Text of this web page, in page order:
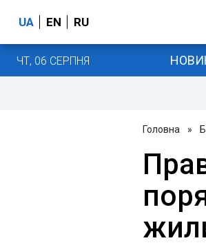
UA EN RU
ЧТ, 06 СЕРПНЯ
Головна »